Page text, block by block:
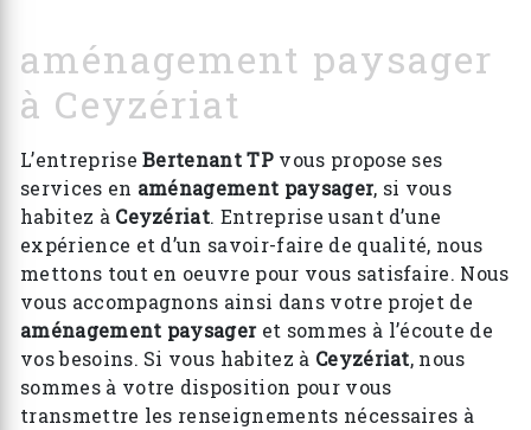
aménagement paysager
à Ceyzériat
L’entrepriseBertenant TP vous propose ses
services en aménagement paysager, si vous
habitez à Ceyzériat. Entreprise usant d’une
expérience et d’un savoir-faire de qualité, nous
mettons tout en oeuvre pour vous satisfaire. Nous
vous accompagnons ainsi dans votre projet de
aménagement paysageret sommes à l’écoute de
vos besoins. Si vous habitez à Ceyzériat, nous
sommes à votre disposition pour vous
transmettre les renseignements nécessaires à